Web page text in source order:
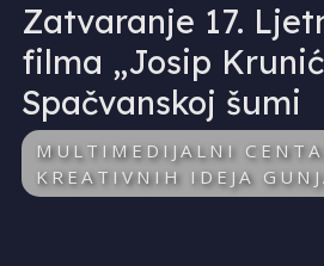
Zatvaranje 17.
filma „Josip
Spačvanskoj šumi
MULTIMEDIJALNI
KREATIVNIH IDEJA